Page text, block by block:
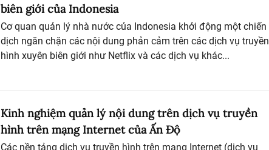
biên giới của Indonesia
Cơ quan quản lý nhà nước của Indonesia khởi động một chiến
dịch ngăn chặn các nội dung phản cảm trên các dịch vụ truyền
hình xuyên biên giới như Netflix và các dịch vụ khác...
Kinh nghiệm quản lý nội dung trên dịch vụ truyền
hình trên mạng Internet của Ấn Độ
Các nền tảng dịch vụ truyền hình trên mạng Internet (dịch vụ